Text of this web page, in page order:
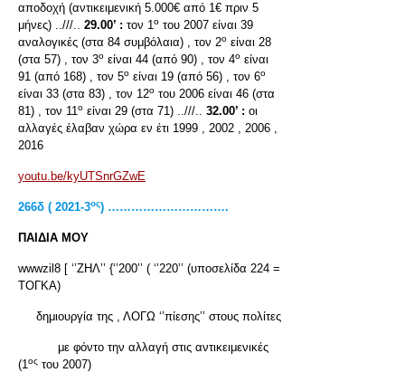
αποδοχή (αντικειμενική 5.000€ από 1€ πριν 5
μήνες) ..///.. 29.00’ : τον 1ο του 2007 είναι 39
αναλογικές (στα 84 συμβόλαια) , τον 2ο είναι 28
(στα 57) , τον 3ο είναι 44 (από 90) , τον 4ο είναι
91 (από 168) , τον 5ο είναι 19 (από 56) , τον 6ο
είναι 33 (στα 83) , τον 12ο του 2006 είναι 46 (στα
81) , τον 11ο είναι 29 (στα 71) ..///.. 32.00’ : οι
αλλαγές έλαβαν χώρα εν έτι 1999 , 2002 , 2006 ,
2016
youtu.be/kyUTSnrGZwE
266δ ( 2021-3ος) ………………………….
ΠΑΙΔΙΑ ΜΟΥ
wwwzil8 [ ‘’ΖΗΛ’’ {‘’200’’ ( ‘’220’’ (υποσελίδα 224 =
ΤΟΓΚΑ)
δημιουργία της , ΛΟΓΩ ‘’πίεσης’’ στους πολίτες
με φόντο την αλλαγή στις αντικειμενικές
(1ος του 2007)